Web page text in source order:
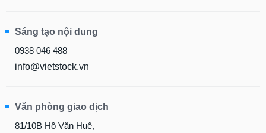
Sáng tạo nội dung
0938 046 488
info@vietstock.vn
Văn phòng giao dịch
81/10B Hồ Văn Huê,